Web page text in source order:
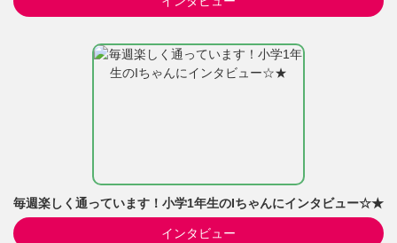
毎週楽しく通っています！小学1年生のIちゃんにインタビュー☆★
インタビュー